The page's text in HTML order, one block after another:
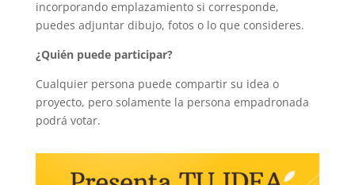
incorporando emplazamiento si corresponde,
puedes adjuntar dibujo, fotos o lo que consideres.
¿Quién puede participar?
Cualquier persona puede compartir su idea o
proyecto, pero solamente la persona empadronada
podrá votar.